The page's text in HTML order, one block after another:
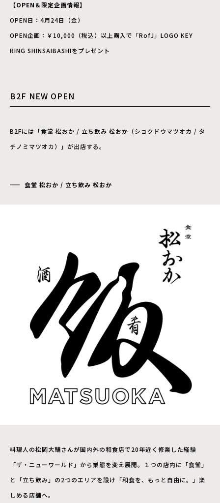
【OPEN＆限定企画情報】
OPEN日：4月24日（金）
OPEN企画：￥10,000（税込）以上購入で「RofJ」LOGO KEY
RING SHINSAIBASHIをプレゼント
B2F NEW OPEN
B2Fには「食堂 松おか / 立ち飲み 松おか（ショクドウマツオカ / タ
チノミマツオカ）」が出店する。
食堂 松おか / 立ち飲み 松おか
料理人の松岡大輔さんが国内外の和食店で20年近く修業した経験
「ザ・ニューワールド」から業態を変え展開。１つの店内に「食堂」
と「立ち飲み」の2つのエリアを設け「和食を、もっと自由に。」楽
しめる店舗へ。